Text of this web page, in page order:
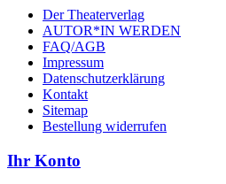
Der Theaterverlag
AUTOR*IN WERDEN
FAQ/AGB
Impressum
Datenschutzerklärung
Kontakt
Sitemap
Bestellung widerrufen
Ihr Konto